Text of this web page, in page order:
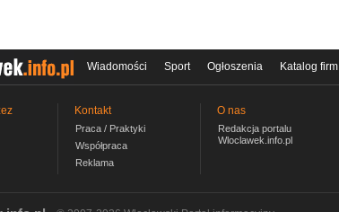
Wiadomości Sport Ogłoszenia Katalog firm
Kontakt
Praca / Praktyki
Współpraca
Reklama
O nas
Redakcja portalu
Wloclawek.info.pl